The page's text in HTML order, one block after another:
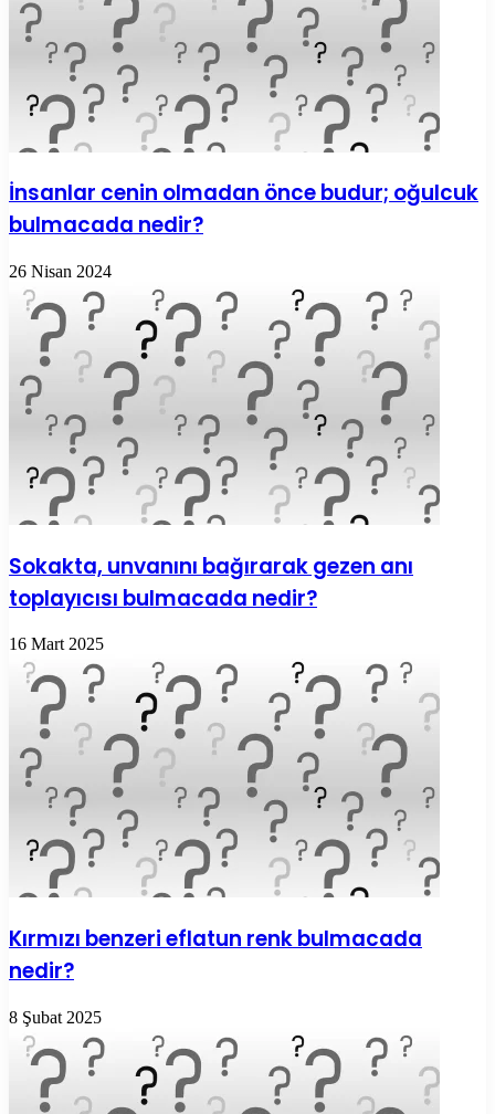
İnsanlar cenin olmadan önce budur; oğulcuk
bulmacada nedir?
26 Nisan 2024
Sokakta, unvanını bağırarak gezen anı
toplayıcısı bulmacada nedir?
16 Mart 2025
Kırmızı benzeri eflatun renk bulmacada
nedir?
8 Şubat 2025